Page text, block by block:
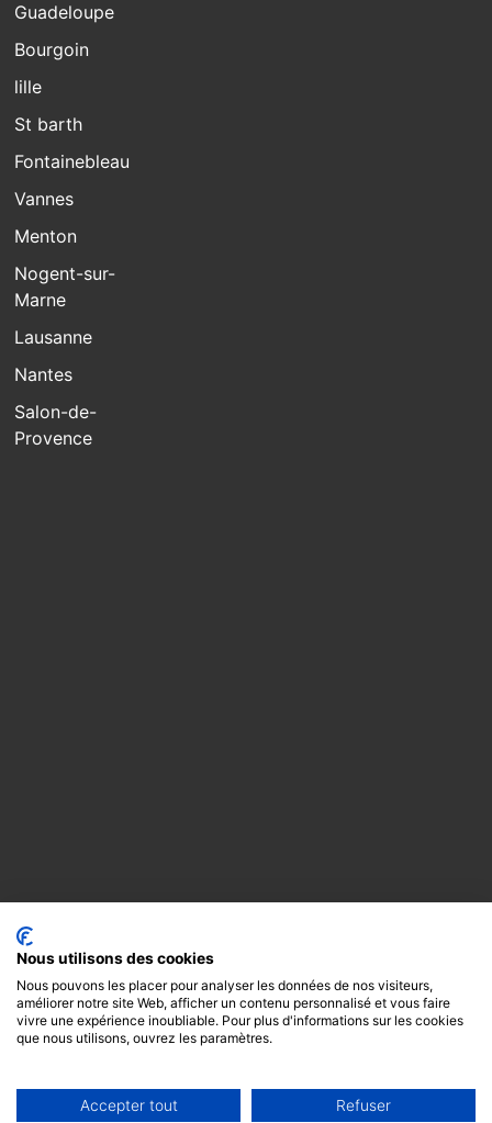
Guadeloupe
Bourgoin
lille
St barth
Fontainebleau
Vannes
Menton
Nogent-sur-
Marne
Lausanne
Nantes
Salon-de-
Provence
Copyright Mentions
Nous utilisons des cookies
Nous pouvons les placer pour analyser les données de nos visiteurs,
améliorer notre site Web, afficher un contenu personnalisé et vous faire
vivre une expérience inoubliable. Pour plus d'informations sur les cookies
que nous utilisons, ouvrez les paramètres.
Accepter tout Refuser